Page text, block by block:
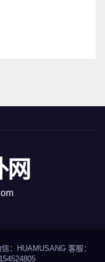
网
信：HUAMUSANG 客服：
154524805